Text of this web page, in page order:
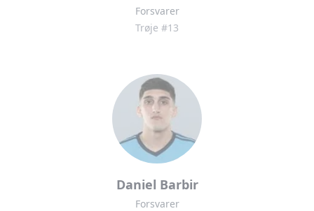
Forsvarer
Trøje #13
Daniel Barbir
Forsvarer